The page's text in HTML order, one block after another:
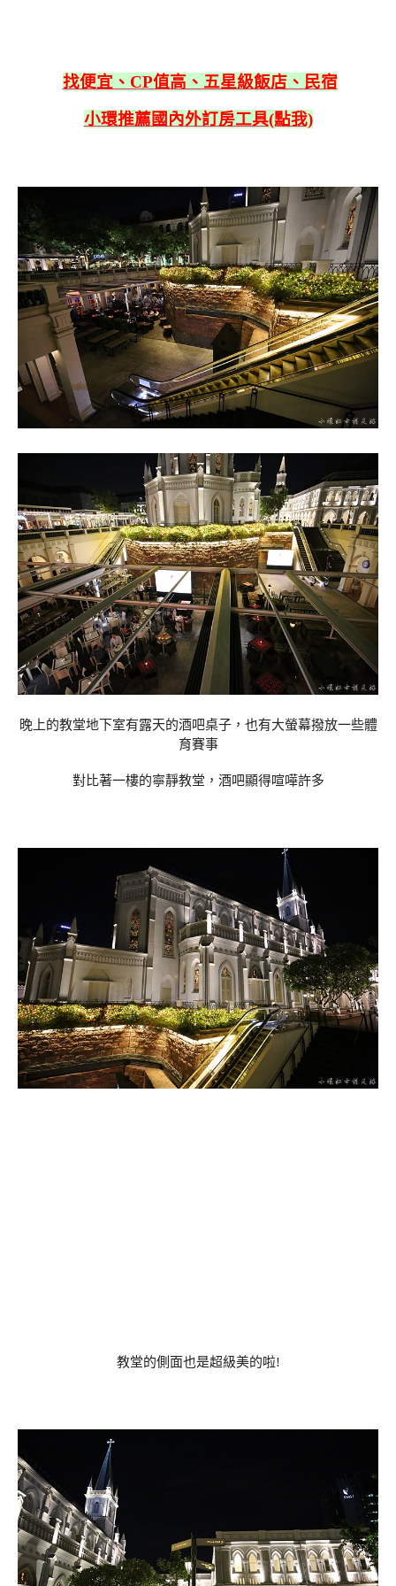
找便宜、CP值高、五星級飯店、民宿
小環推薦國內外訂房工具(點我)
晚上的教堂地下室有露天的酒吧桌子，也有大螢幕撥放一些體
育賽事
對比著一樓的寧靜教堂，酒吧顯得喧嘩許多
教堂的側面也是超級美的啦!